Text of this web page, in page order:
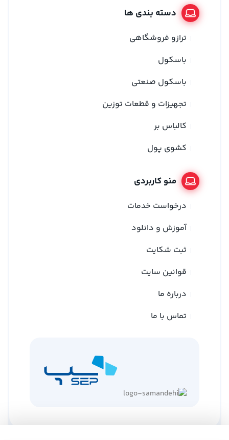
دسته بندی ها
ترازو فروشگاهی
باسکول
باسکول صنعتی
تجهیزات و قطعات توزین
کالباس بر
کشوی پول
منو کاربردی
درخواست خدمات
آموزش و دانلود
ثبت شکایت
قوانین سایت
درباره ما
تماس با ما